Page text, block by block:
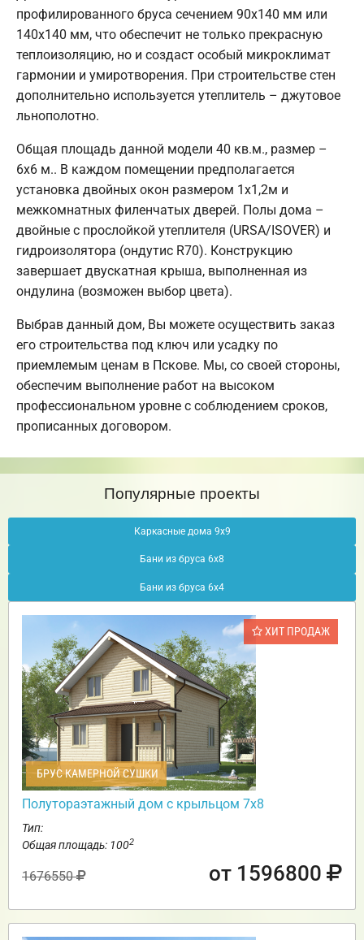
профилированного бруса сечением 90х140 мм или
140х140 мм, что обеспечит не только прекрасную
теплоизоляцию, но и создаст особый микроклимат
гармонии и умиротворения. При строительстве стен
дополнительно используется утеплитель – джутовое
льнополотно.
Общая площадь данной модели 40 кв.м., размер –
6х6 м.. В каждом помещении предполагается
установка двойных окон размером 1х1,2м и
межкомнатных филенчатых дверей. Полы дома –
двойные с прослойкой утеплителя (URSA/ISOVER) и
гидроизолятора (ондутис R70). Конструкцию
завершает двускатная крыша, выполненная из
ондулина (возможен выбор цвета).
Выбрав данный дом, Вы можете осуществить заказ
его строительства под ключ или усадку по
приемлемым ценам в Пскове. Мы, со своей стороны,
обеспечим выполнение работ на высоком
профессиональном уровне с соблюдением сроков,
прописанных договором.
Популярные проекты
Каркасные дома 9х9
Бани из бруса 6х8
Бани из бруса 6х4
ХИТ ПРОДАЖ
БРУС КАМЕРНОЙ СУШКИ
Полутораэтажный дом с крыльцом 7х8
Тип:
Общая площадь: 1002
1676550 от 1596800